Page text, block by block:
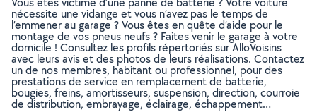
nécessite une vidange et vous n’avez pas le temps de
l’emmener au garage ? Vous êtes en quête d’aide pour le
montage de vos pneus neufs ? Faites venir le garage à votre
domicile ! Consultez les profils répertoriés sur AlloVoisins
avec leurs avis et des photos de leurs réalisations. Contactez
un de nos membres, habitant ou professionnel, pour des
prestations de service en remplacement de batterie,
bougies, freins, amortisseurs, suspension, direction, courroie
de distribution, embrayage, éclairage, échappement…